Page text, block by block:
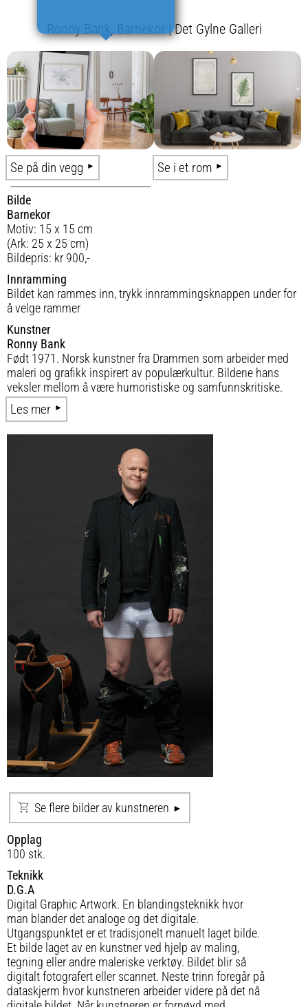
Ronny Bank, Barnekor | Det Gylne Galleri
Se på din vegg Se i et rom
Bilde
Barnekor
Motiv: 15 x 15 cm
(Ark: 25 x 25 cm)
Bildepris: kr 900,-
Innramming
Bildet kan rammes inn, trykk innrammingsknappen under for
å velge rammer
Kunstner
Ronny Bank
Født 1971. Norsk kunstner fra Drammen som arbeider med
maleri og grafikk inspirert av populærkultur. Bildene hans
veksler mellom å være humoristiske og samfunnskritiske.
Les mer
Se flere bilder av kunstneren
Opplag
100 stk.
Teknikk
D.G.A
Digital Graphic Artwork. En blandingsteknikk hvor
man blander det analoge og det digitale.
Utgangspunktet er et tradisjonelt manuelt laget bilde.
Et bilde laget av en kunstner ved hjelp av maling,
tegning eller andre maleriske verktøy. Bildet blir så
digitalt fotografert eller scannet. Neste trinn foregår på
dataskjerm hvor kunstneren arbeider videre på det nå